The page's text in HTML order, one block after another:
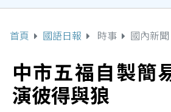
首頁 國語日報 時事 國內新聞
中市五福自製
演彼得與狼